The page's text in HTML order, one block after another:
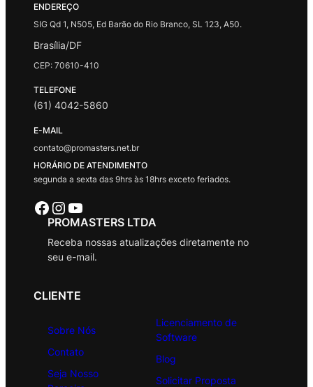
ENDEREÇO
SIG Qd 1, N505, Ed Barão do Rio Branco, SL 123, A50.
Brasília/DF
CEP: 70610-410
TELEFONE
(61) 4042-5860
E-MAIL
contato@promasters.net.br
HORÁRIO DE ATENDIMENTO
segunda a sexta das 9hrs às 18hrs exceto feriados.
Facebook Instagram Youtube
PROMASTERS LTDA
Receba nossas atualizações diretamente no
seu e-mail.
CLIENTE
Sobre Nós
Contato
Seja Nosso
Licenciamento de
Software
Blog
Solicitar Proposta